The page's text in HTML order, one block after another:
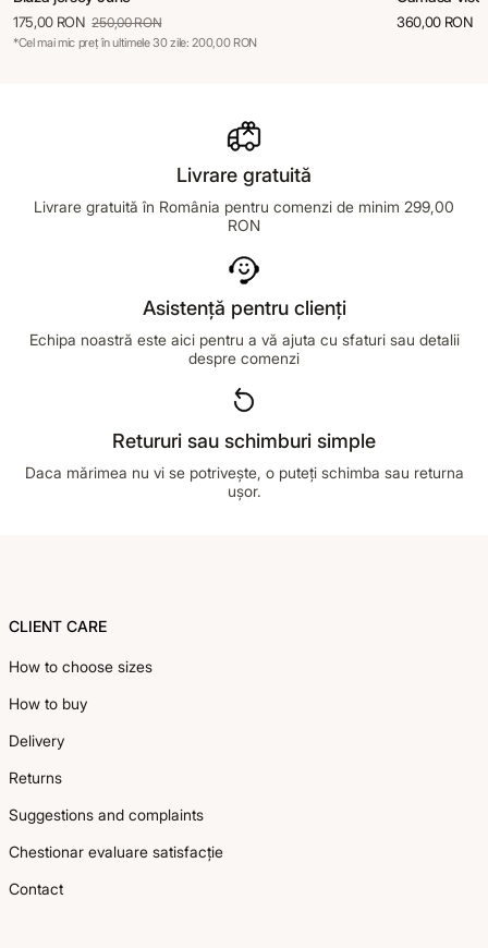
175,00 RON 250,00 RON
*Cel mai mic preț în ultimele 30 zile: 200,00 RON
360,00 RON
Livrare gratuită
Livrare gratuită în România pentru comenzi de minim 299,00
RON
Asistență pentru clienți
Echipa noastră este aici pentru a vă ajuta cu sfaturi sau detalii
despre comenzi
Retururi sau schimburi simple
Daca mărimea nu vi se potrivește, o puteți schimba sau returna
ușor.
CLIENT CARE
How to choose sizes
How to buy
Delivery
Returns
Suggestions and complaints
Chestionar evaluare satisfacție
Contact